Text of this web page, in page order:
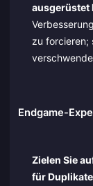
ausgerüstet
zu forcieren;
Endgame-
Zielen Sie
für